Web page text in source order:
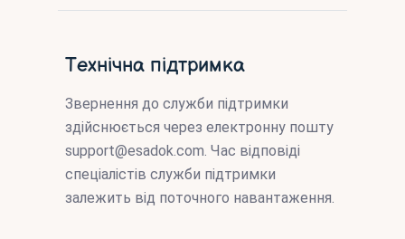
Технічна підтримка
Звернення до служби підтримки
здійснюється через електронну пошту
support@esadok.com. Час відповіді
спеціалістів служби підтримки
залежить від поточного навантаження.